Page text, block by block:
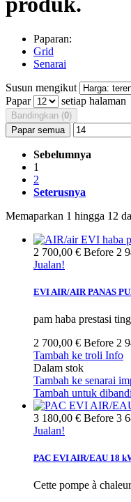
Paparan:
Grid
Senarai
Susun mengikut
Papar
setiap halaman
Bandingkan (0)
Papar semua
Sebelumnya
1
2
Seterusnya
Memaparkan 1 hingga 12
2 700,00 € Before 2
Jualan!
EVI AIR/AIR PANAS
pam haba prestasi
2 700,00 € Before 2
Tambah ke troli Info
Dalam stok
Tambah ke senarai
Tambah untuk
3 180,00 € Before 3
Jualan!
PAC EVI AIR/EAU 18
Cette pompe à